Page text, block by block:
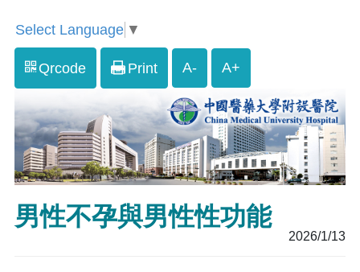
Select Language ▼
Qrcode Print A- A+
男性不孕與男性性功能
2026/1/13